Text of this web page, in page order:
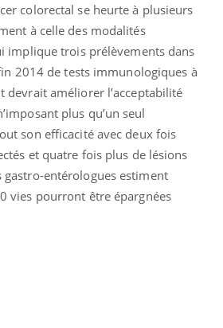
colorectal se heurte à plusieurs
à celle des modalités
implique trois prélèvements dans
2014 de tests immunologiques à
devrait améliorer l’acceptabilité
plus qu’un seul
son efficacité avec deux fois
et quatre fois plus de lésions
gastro-entérologues estiment
vies pourront être épargnées